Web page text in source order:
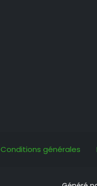
Conditions générales